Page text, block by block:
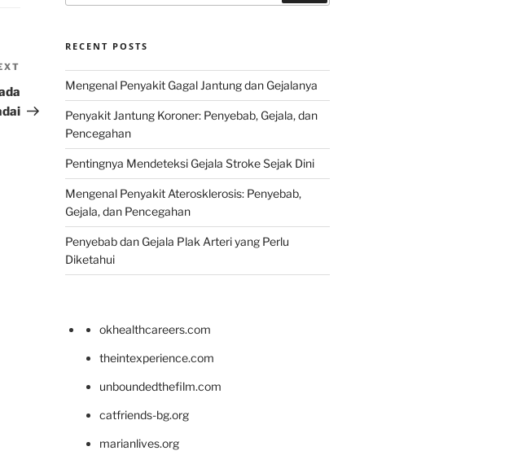
RECENT POSTS
Mengenal Penyakit Gagal Jantung dan Gejalanya
Penyakit Jantung Koroner: Penyebab, Gejala, dan
Pencegahan
Pentingnya Mendeteksi Gejala Stroke Sejak Dini
Mengenal Penyakit Aterosklerosis: Penyebab,
Gejala, dan Pencegahan
Penyebab dan Gejala Plak Arteri yang Perlu
Diketahui
okhealthcareers.com
theintexperience.com
unboundedthefilm.com
catfriends-bg.org
marianlives.org